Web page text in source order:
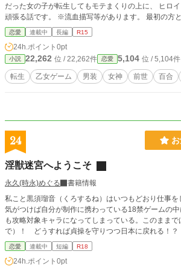
だった女の子が転生してもモテまくりの上に、 ヒロ
頑張る話です。 ※流血描写等があります。 最初の方とか百合っぽいです。 BLっ
ぽくもなるかも。 どうなるかわからないので、両方か
恋愛 連載中 長編 R15
24h.ポイント 0pt
小説 22,262 位 / 22,262件 恋愛 5,104 位 / 5,104件
転生 乙女ゲーム 男装 女神 前世 百合
24
淫獣迷宮へようこそ
永久(時永)めぐる
書籍情報
私こと黒須瑠音（くろするね）はいつもどおり仕事
気がつけば自分が制作に携わっている18禁ゲームの
も攻略対象キャラになってしまっている。このまま
で）！ どうすれば貞操を守りつつ日本に戻れる！？
恋愛 連載中 短編 R18
24h.ポイント 0pt